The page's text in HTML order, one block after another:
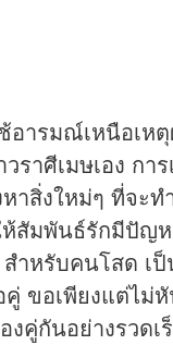
อารมณ์เหนือเห
ราศีเมษเอง กา
าสิ่งใหม่ๆ ที่จะท
ห้สัมพันธ์รักมีปัญ
ำหรับคนโสด เป็
คู่ ขอเพียงแต่ไม่
คู่กันอย่างรวดเ